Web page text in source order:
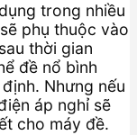
trong nhiều
phụ thuộc vào
thời gian
đề nổ bình
Nhưng nếu
áp nghỉ sẽ
cho máy đề.